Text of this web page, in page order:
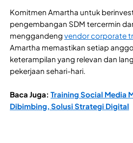
Komitmen Amartha untuk
pengembangan SDM tercermin
menggandeng vendor corporate
Amartha memastikan setiap
keterampilan yang relevan dan
pekerjaan sehari-hari.
Baca Juga: Training Social Media
Dibimbing, Solusi Strategi Digital